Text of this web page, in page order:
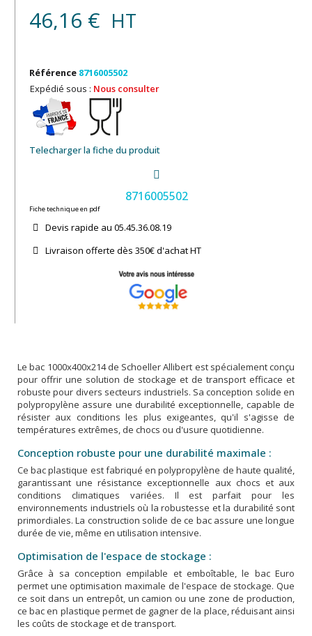
46,16 € HT
Référence 8716005502
Expédié sous : Nous consulter
Telecharger la fiche du produit
8716005502
Fiche technique en pdf
Devis rapide au 05.45.36.08.19​
Livraison offerte dès 350€ d'achat​ HT
Le bac 1000x400x214 de Schoeller Allibert est spécialement conçu
pour offrir une solution de stockage et de transport efficace et
robuste pour divers secteurs industriels. Sa conception solide en
polypropylène assure une durabilité exceptionnelle, capable de
résister aux conditions les plus exigeantes, qu'il s'agisse de
températures extrêmes, de chocs ou d'usure quotidienne.
Conception robuste pour une durabilité maximale :
Ce bac plastique est fabriqué en polypropylène de haute qualité,
garantissant une résistance exceptionnelle aux chocs et aux
conditions climatiques variées. Il est parfait pour les
environnements industriels où la robustesse et la durabilité sont
primordiales. La construction solide de ce bac assure une longue
durée de vie, même en utilisation intensive.
Optimisation de l'espace de stockage :
Grâce à sa conception empilable et emboîtable, le bac Euro
permet une optimisation maximale de l'espace de stockage. Que
ce soit dans un entrepôt, un camion ou une zone de production,
ce bac en plastique permet de gagner de la place, réduisant ainsi
les coûts de stockage et de transport.